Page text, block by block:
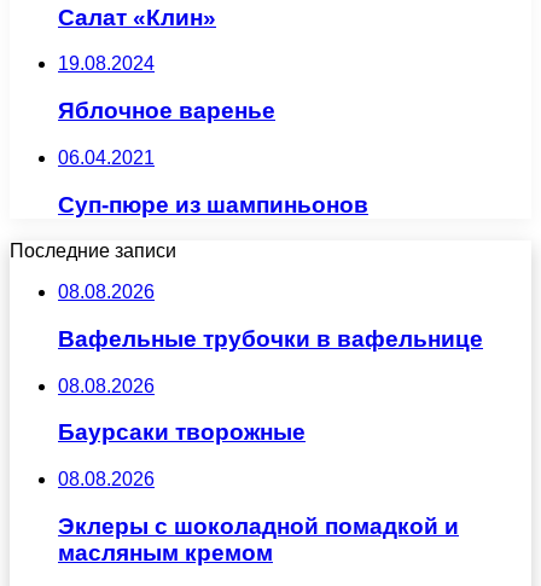
Салат «Клин»
19.08.2024
Яблочное варенье
06.04.2021
Суп-пюре из шампиньонов
Последние записи
08.08.2026
Вафельные трубочки в вафельнице
08.08.2026
Баурсаки творожные
08.08.2026
Эклеры с шоколадной помадкой и
масляным кремом